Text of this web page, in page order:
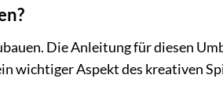
Die Anleitung für diesen
wichtiger Aspekt des kreativen